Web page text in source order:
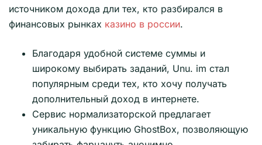
источником дохода дли тех, кто разбирался в
финансовых рынках казино в россии.
Благодаря удобной системе суммы и
широкому выбирать заданий, Unu. im стал
популярным среди тех, кто хочу получать
дополнительный доход в интернете.
Сервис нормализаторской предлагает
уникальную функцию GhostBox, позволяющую